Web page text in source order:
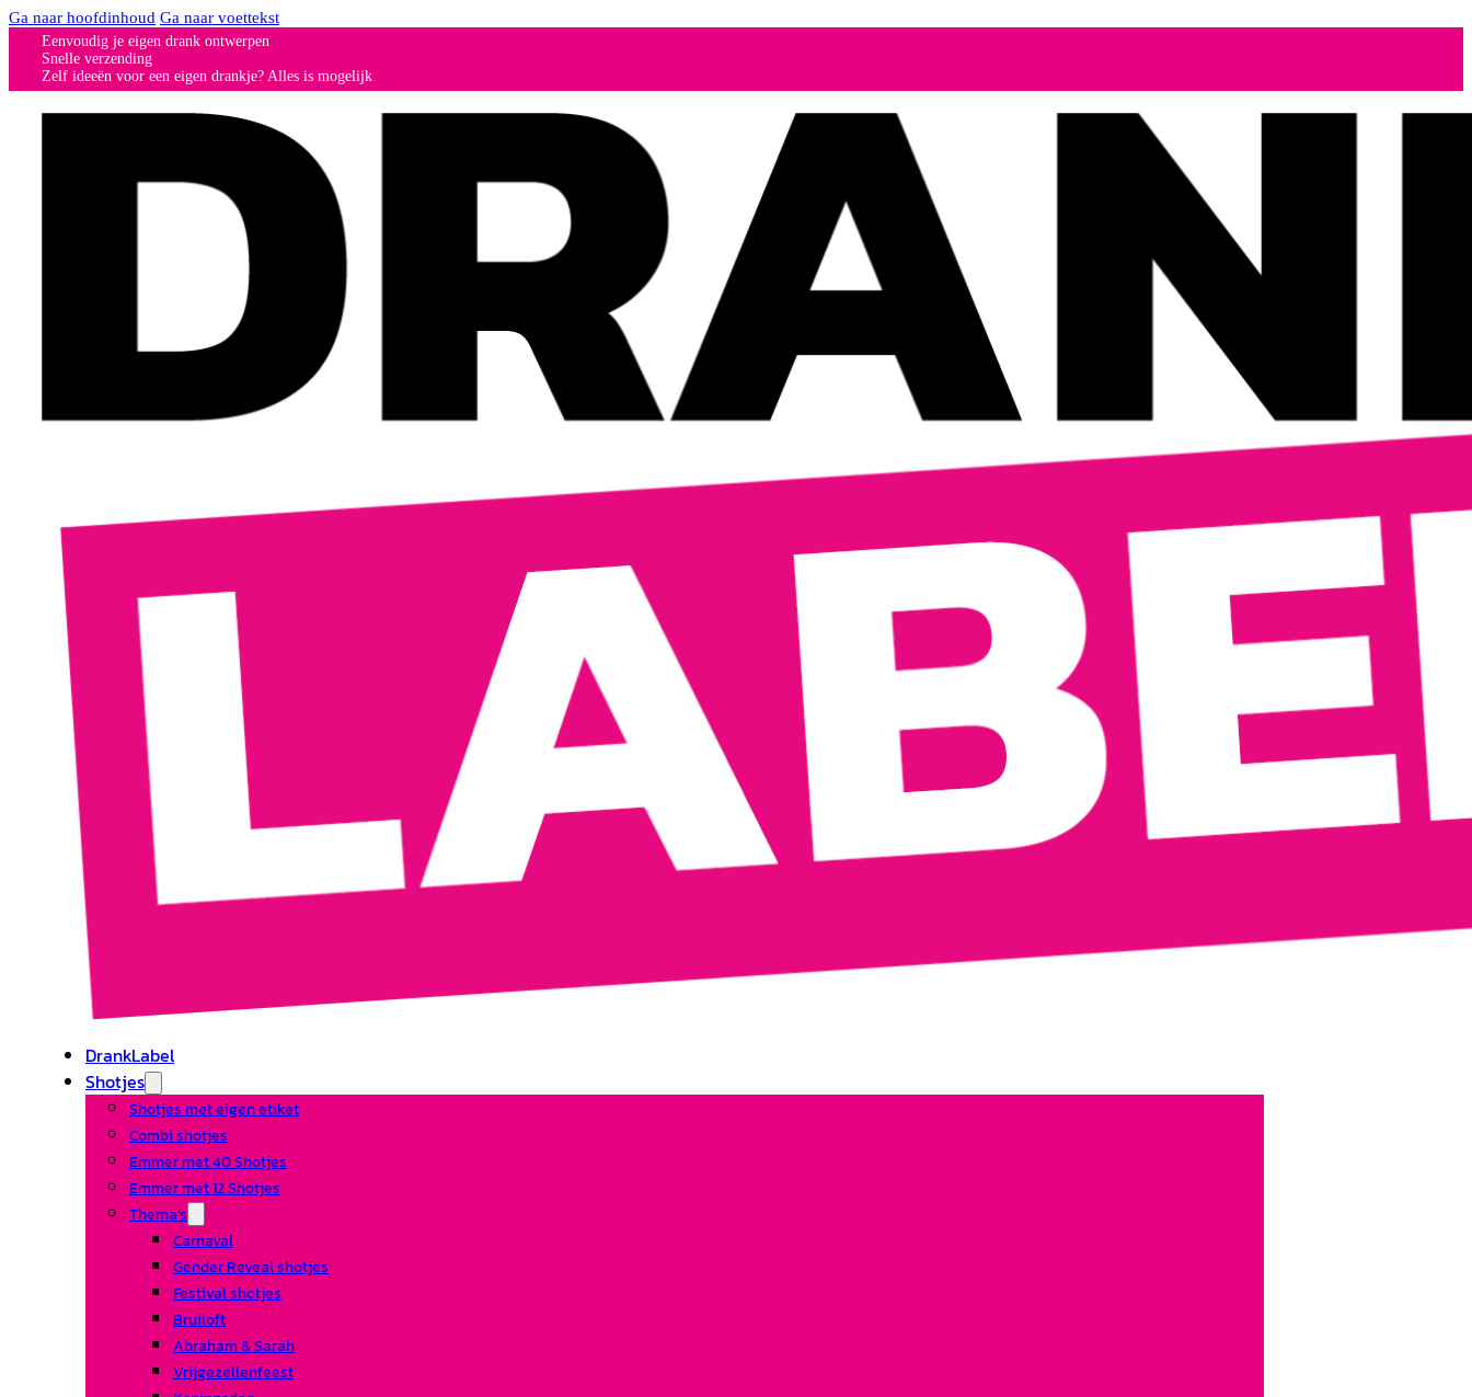
Ga naar hoofdinhoud Ga naar voettekst
Eenvoudig je eigen drank ontwerpen
Snelle verzending
Zelf ideeën voor een eigen drankje? Alles is mogelijk
DrankLabel
Shotjes
Shotjes met eigen etiket
Combi shotjes
Emmer met 40 Shotjes
Emmer met 12 Shotjes
Thema’s
Carnaval
Gender Reveal shotjes
Festival shotjes
Bruiloft
Abraham & Sarah
Vrijgezellenfeest